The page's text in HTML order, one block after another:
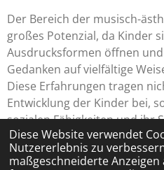
Diese Website verwendet
Nutzererlebnis zu
maßgeschneiderte Anzeigen
Der Bereich der musisch-
großes Potenzial, da Kinder
Ausdrucksformen öffnen
Gedanken auf vielfältige
Diese Erfahrungen tragen
Entwicklung der Kinder bei,
sozialen Fähigkeiten und ihr
© 2025 Rabauken e. V. /